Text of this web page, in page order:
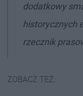
dodatkowy
historycznych
rzecznik
ZOBACZ TEŻ: